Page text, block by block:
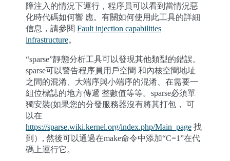
障注入的情況下運行，程序員可以看到當情況惡
化時代碼如何響 應。有關如何使用此工具的詳細
信息，請參閱 Fault injection capabilities
infrastructure。
“sparse”靜態分析工具可以發現其他類型的錯誤。
sparse可以警告程序員用戶空間 和內核空間地址
之間的混淆、大端序與小端序的混淆、在需要一
組位標誌的地方傳遞 整數值等等。sparse必須單
獨安裝(如果您的分發服務器沒有將其打包， 可
以在
https://sparse.wiki.kernel.org/index.php/Main_page 找
到）, 然後可以通過在make命令中添加“C=1”在代
碼上運行它。